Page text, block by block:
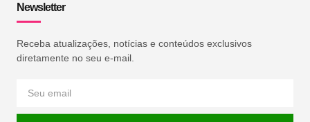
Newsletter
Receba atualizações, notícias e conteúdos exclusivos
diretamente no seu e-mail.